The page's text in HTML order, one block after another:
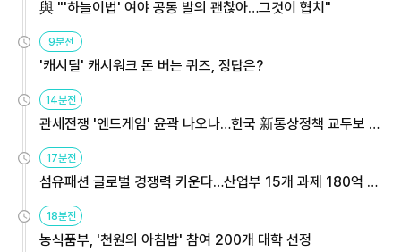
與 "'하늘이법' 여야 공동 발의 괜찮아…그것이 협치"
9분전
'캐시딜' 캐시워크 돈 버는 퀴즈, 정답은?
14분전
관세전쟁 '엔드게임' 윤곽 나오나…한국 新통상정책 교두보 활
용해야
17분전
섬유패션 글로벌 경쟁력 키운다…산업부 15개 과제 180억 지
원
18분전
농식품부, '천원의 아침밥' 참여 200개 대학 선정